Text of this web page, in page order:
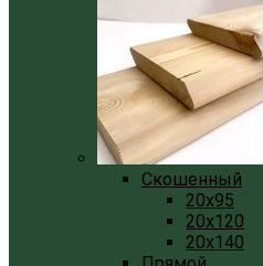
Скошенный
20x95
20x120
20x140